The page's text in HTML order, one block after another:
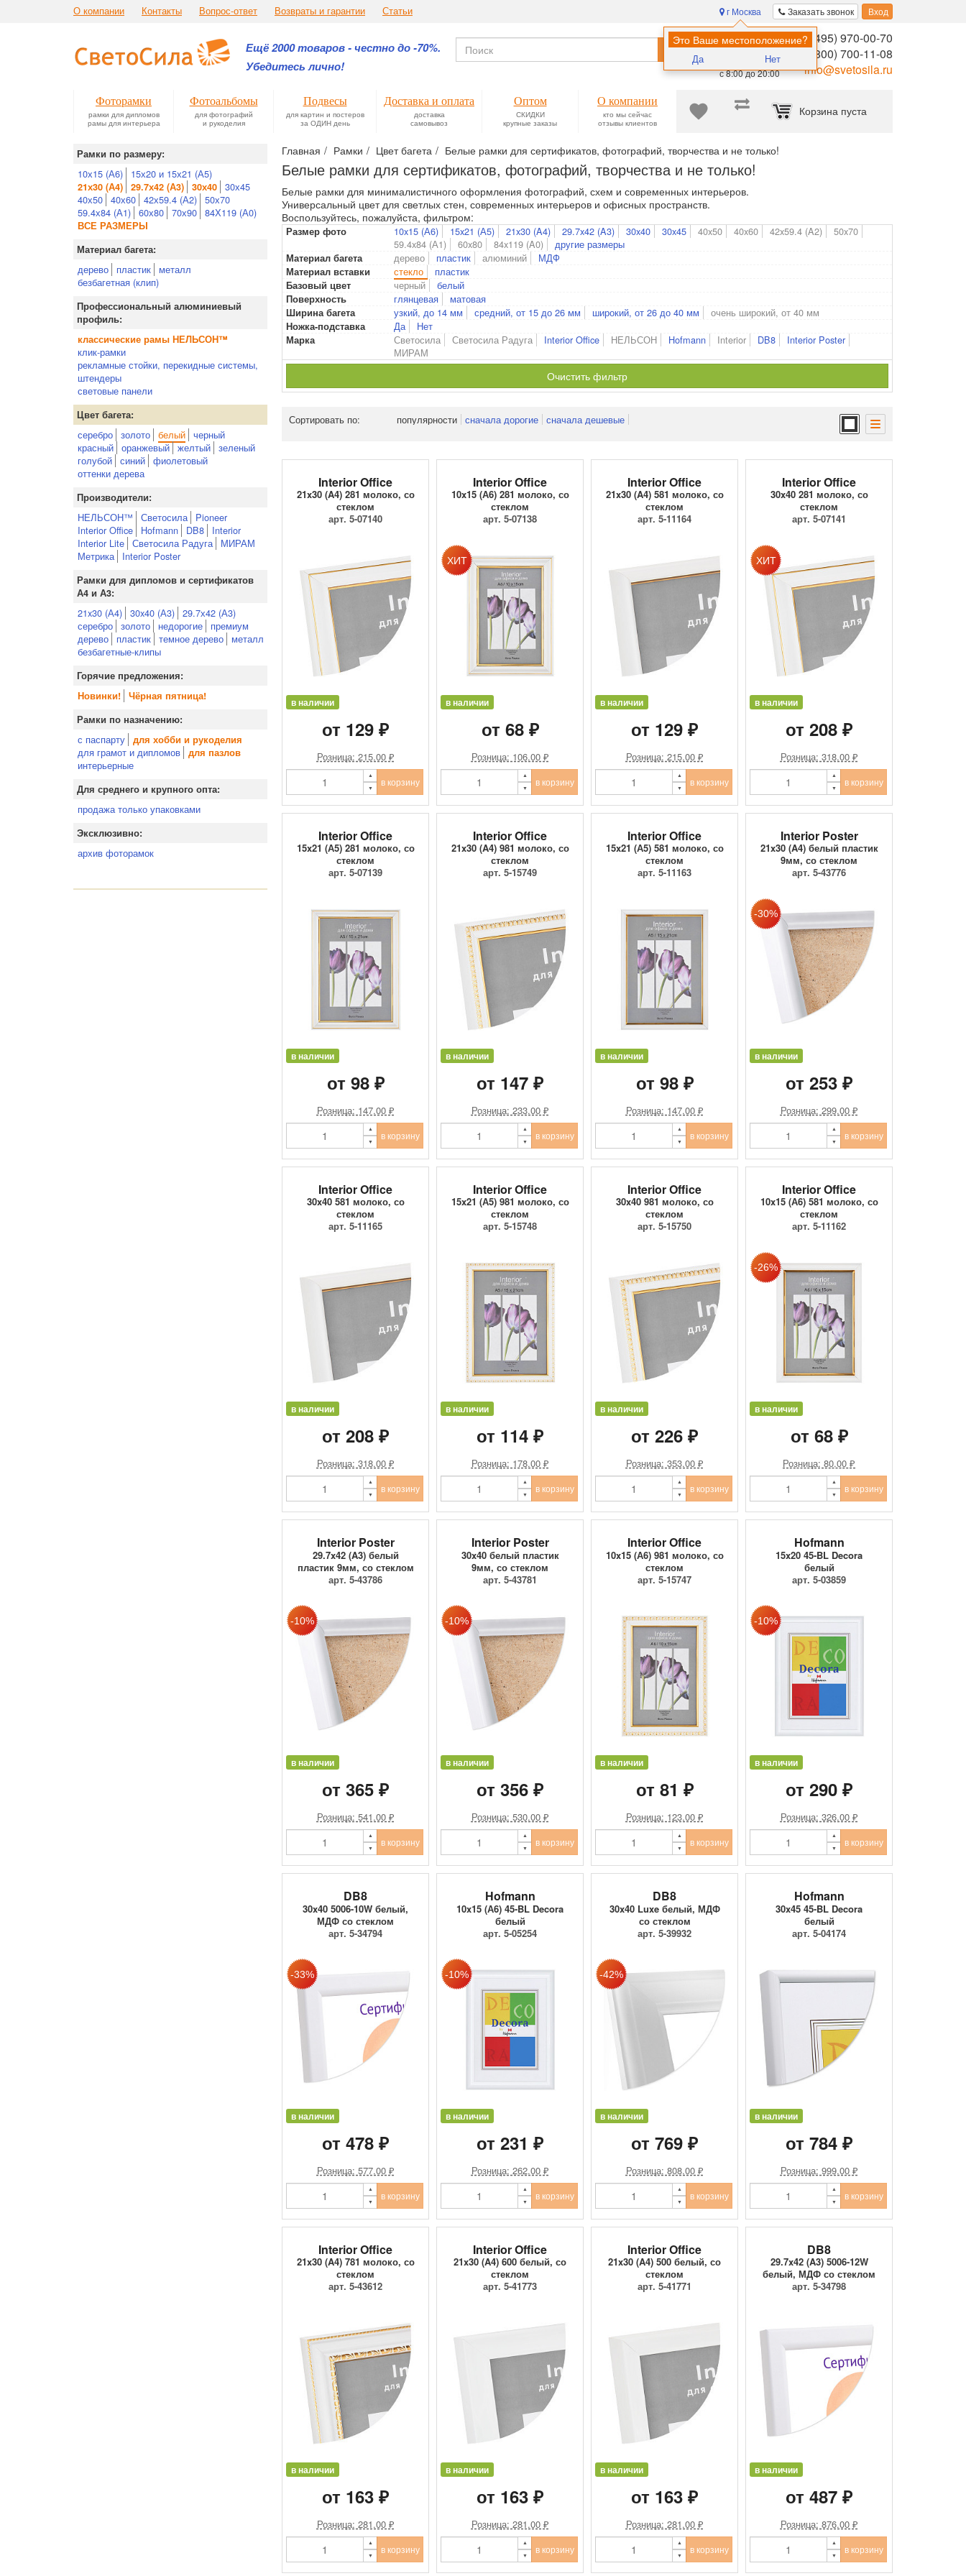
О компании Контакты Вопрос-ответ Возвраты и гарантии Статьи Заказать звонок Вход
г Москва
Это Ваше местоположение?
Да Нет
Ещё 2000 товаров - честно до -70%.
Убедитесь лично!
Помощь в
выборе:
Ежедневно,
с 8:00 до 20:00
8 (495) 970-00-70
8 (800) 700-11-08
info@svetosila.ru
Найти
Корзина пуста
Фоторамки
рамки для дипломов
рамы для интерьера
Фотоальбомы
для фотографий
и рукоделия
Подвесы
для картин и постеров
за ОДИН день
Доставка и оплата
доставка
самовывоз
Оптом
СКИДКИ
крупные заказы
О компании
кто мы сейчас
отзывы клиентов
Главная Рамки Цвет багета Белые рамки для сертификатов, фотографий, творчества и не только!
Белые рамки для сертификатов, фотографий, творчества и не только!
Рамки по размеру:
10х15 (А6) 15х20 и 15х21 (А5)
21х30 (А4) 29.7х42 (А3) 30х40
30х45
40х50 40х60 42х59.4 (А2) 50х70
59.4х84 (А1) 60х80 70х90 84Х119 (А0)
ВСЕ РАЗМЕРЫ
Материал багета:
дерево пластик
металл
безбагетная (клип)
Профессиональный алюминиевый
профиль:
классические рамы НЕЛЬСОН™
клик-рамки
рекламные стойки, перекидные системы,
штендеры
световые панели
Цвет багета:
серебро золото белый черный
красный оранжевый желтый зеленый
голубой синий фиолетовый
оттенки дерева
Производители:
НЕЛЬСОН™ Светосила
Pioneer
Interior Office
Hofmann DB8
Interior
Interior Lite Светосила Радуга
МИРАМ
Метрика
Interior Poster
Рамки для дипломов и сертификатов
А4 и А3:
21x30 (А4) 30x40 (А3) 29.7х42 (А3)
серебро золото недорогие
премиум
дерево
пластик темное дерево
металл
безбагетные-клипы
Горячие предложения:
Новинки!
Чёрная пятница!
Рамки по назначению:
с паспарту для хобби и рукоделия
для грамот и дипломов для пазлов
интерьерные
Для среднего и крупного опта:
продажа только упаковками
Эксклюзивно:
архив фоторамок
Белые рамки для минималистичного оформления фотографий, схем и современных интерьеров.
Универсальный цвет для светлых стен, современных интерьеров и офисных пространств.
Воспользуйтесь, пожалуйста, фильтром:
Размер фото 10x15 (А6) 15x21 (А5) 21x30 (A4) 29.7x42 (A3) 30x40 30x45 40x50 40x60 42x59.4 (A2)
50x70
59.4x84 (А1)
60x80 84x119 (A0) другие размеры
Материал багета дерево пластик алюминий МДФ
Материал вставки стекло пластик
Базовый цвет черный белый
Поверхность глянцевая матовая
Ширина багета узкий, до 14 мм средний, от 15 до 26 мм широкий, от 26 до 40 мм очень широкий, от 40 мм
Ножка-подставка Да Нет
Марка Светосила Светосила Радуга Interior Office НЕЛЬСОН Hofmann Interior DB8
Interior Poster
МИРАМ
Очистить фильтр
Сортировать по: популярности сначала дорогие сначала дешевые
Interior Office
21x30 (A4) 281 молоко, со
стеклом
арт. 5-07140
в наличии
от 129 ₽
Розница: 215.00 ₽
в корзину
Interior Office
10x15 (А6) 281 молоко, со
стеклом
арт. 5-07138
в наличии
от 68 ₽
Розница: 106.00 ₽
в корзину
Interior Office
21x30 (A4) 581 молоко, со
стеклом
арт. 5-11164
в наличии
от 129 ₽
Розница: 215.00 ₽
в корзину
Interior Office
30x40 281 молоко, со
стеклом
арт. 5-07141
в наличии
от 208 ₽
Розница: 318.00 ₽
в корзину
Interior Office
15x21 (А5) 281 молоко, со
стеклом
арт. 5-07139
в наличии
от 98 ₽
Розница: 147.00 ₽
в корзину
Interior Office
21x30 (A4) 981 молоко, со
стеклом
арт. 5-15749
в наличии
от 147 ₽
Розница: 233.00 ₽
в корзину
Interior Office
15x21 (А5) 581 молоко, со
стеклом
арт. 5-11163
в наличии
от 98 ₽
Розница: 147.00 ₽
в корзину
Interior Poster
21x30 (A4) белый пластик
9мм, со стеклом
арт. 5-43776
в наличии
от 253 ₽
Розница: 299.00 ₽
в корзину
Interior Office
30x40 581 молоко, со
стеклом
арт. 5-11165
в наличии
от 208 ₽
Розница: 318.00 ₽
в корзину
Interior Office
15x21 (А5) 981 молоко, со
стеклом
арт. 5-15748
в наличии
от 114 ₽
Розница: 178.00 ₽
в корзину
Interior Office
30x40 981 молоко, со
стеклом
арт. 5-15750
в наличии
от 226 ₽
Розница: 353.00 ₽
в корзину
Interior Office
10x15 (А6) 581 молоко, со
стеклом
арт. 5-11162
в наличии
от 68 ₽
Розница: 80.00 ₽
в корзину
Interior Poster
29.7x42 (A3) белый
пластик 9мм, со стеклом
арт. 5-43786
в наличии
от 365 ₽
Розница: 541.00 ₽
в корзину
Interior Poster
30x40 белый пластик
9мм, со стеклом
арт. 5-43781
в наличии
от 356 ₽
Розница: 530.00 ₽
в корзину
Interior Office
10x15 (А6) 981 молоко, со
стеклом
арт. 5-15747
в наличии
от 81 ₽
Розница: 123.00 ₽
в корзину
Hofmann
15x20 45-BL Decora
белый
арт. 5-03859
в наличии
от 290 ₽
Розница: 326.00 ₽
в корзину
DB8
30x40 5006-10W белый,
МДФ со стеклом
арт. 5-34794
в наличии
от 478 ₽
Розница: 577.00 ₽
в корзину
Hofmann
10x15 (А6) 45-BL Decora
белый
арт. 5-05254
в наличии
от 231 ₽
Розница: 262.00 ₽
в корзину
DB8
30x40 Luxe белый, МДФ
со стеклом
арт. 5-39932
в наличии
от 769 ₽
Розница: 808.00 ₽
в корзину
Hofmann
30x45 45-BL Decora
белый
арт. 5-04174
в наличии
от 784 ₽
Розница: 999.00 ₽
в корзину
Interior Office
21x30 (A4) 781 молоко, со
стеклом
арт. 5-43612
в наличии
от 163 ₽
Розница: 281.00 ₽
в корзину
Interior Office
21x30 (A4) 600 белый, со
стеклом
арт. 5-41773
в наличии
от 163 ₽
Розница: 281.00 ₽
в корзину
Interior Office
21x30 (A4) 500 белый, со
стеклом
арт. 5-41771
в наличии
от 163 ₽
Розница: 281.00 ₽
в корзину
DB8
29.7x42 (A3) 5006-12W
белый, МДФ со стеклом
арт. 5-34798
в наличии
от 487 ₽
Розница: 876.00 ₽
в корзину